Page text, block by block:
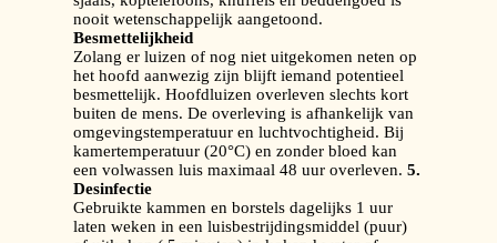
nooit wetenschappelijk aangetoond.
Besmettelijkheid
Zolang er luizen of nog niet uitgekomen neten op
het hoofd aanwezig zijn blijft iemand potentieel
besmettelijk. Hoofdluizen overleven slechts kort
buiten de mens. De overleving is afhankelijk van
omgevingstemperatuur en luchtvochtigheid. Bij
kamertemperatuur (20°C) en zonder bloed kan
een volwassen luis maximaal 48 uur overleven. 5.
Desinfectie
Gebruikte kammen en borstels dagelijks 1 uur
laten weken in een luisbestrijdingsmiddel (puur)